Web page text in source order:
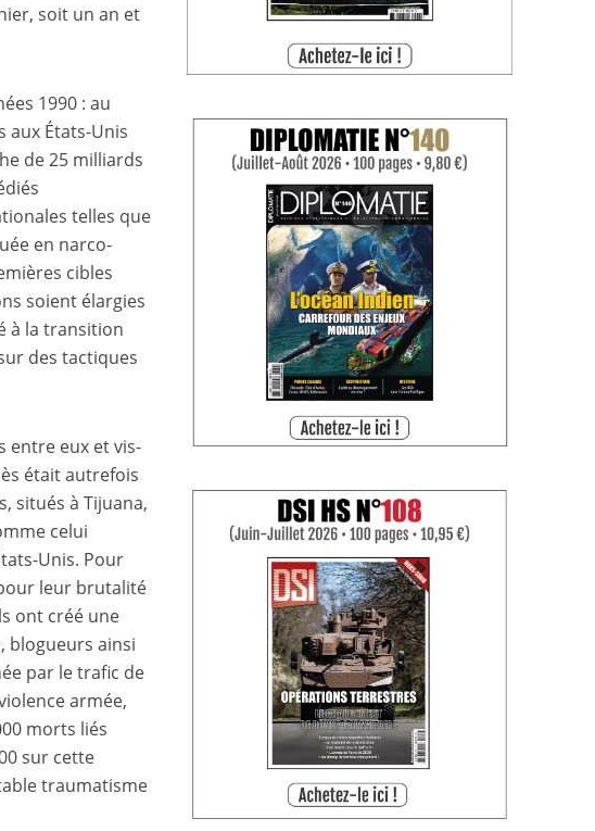
soit un an et
1990 : au
aux États-Unis
de 25 milliards
telles que
en narco-
cibles
soient élargies
à la transition
des tactiques
entre eux et vis-
était autrefois
situés à Tijuana,
celui
Unis. Pour
leur brutalité
ont créé une
blogueurs ainsi
par le trafic de
armée,
morts liés
sur cette
traumatisme